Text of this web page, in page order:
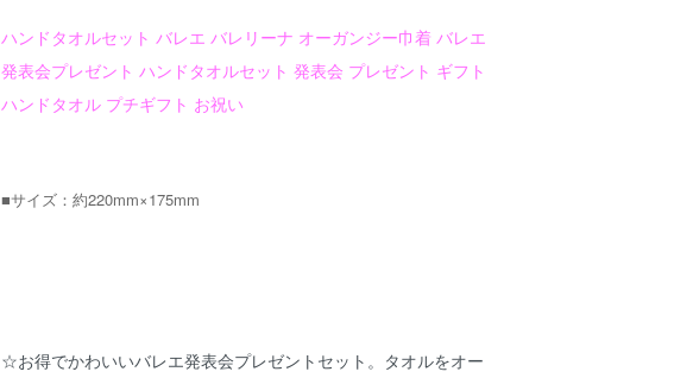
ハンドタオルセット バレエ バレリーナ オーガンジー巾着 バレエ
発表会プレゼント ハンドタオルセット 発表会 プレゼント ギフト
ハンドタオル プチギフト お祝い
■サイズ：約220mm×175mm
☆お得でかわいいバレエ発表会プレゼントセット。タオルをオー